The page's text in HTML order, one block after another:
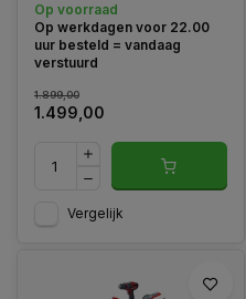
alle toebehoren
aangedreven door de Power
X-Change accu's.
Op voorraad
Op werkdagen voor 22.00
uur besteld = vandaag
verstuurd
1.899,00
1.499,00
Vergelijk